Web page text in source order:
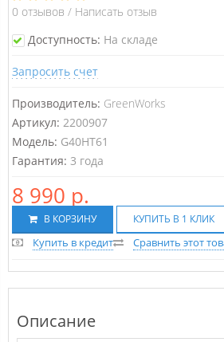
0 отзывов / Написать отзыв
Доступность: На складе
Запросить счет
Производитель: GreenWorks
Артикул: 2200907
Модель: G40HT61
Гарантия: 3 года
8 990 р.
В КОРЗИНУ КУПИТЬ В 1 КЛИК
Купить в кредит Сравнить этот
Описание